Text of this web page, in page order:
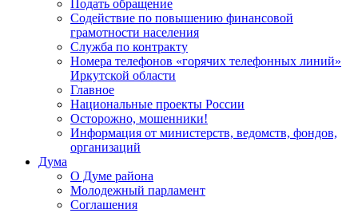
Подать обращение
Содействие по повышению финансовой
грамотности населения
Служба по контракту
Номера телефонов «горячих телефонных линий»
Иркутской области
Главное
Национальные проекты России
Осторожно, мошенники!
Информация от министерств, ведомств, фондов,
организаций
Дума
О Думе района
Молодежный парламент
Соглашения